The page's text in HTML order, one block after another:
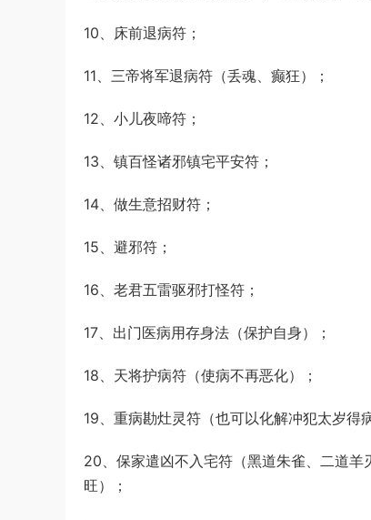
10、床前退病符；
11、三帝将军退病符（丢魂、癫狂）；
12、小儿夜啼符；
13、镇百怪诸邪镇宅平安符；
14、做生意招财符；
15、避邪符；
16、老君五雷驱邪打怪符；
17、出门医病用存身法（保护自身）；
18、天将护病符（使病不再恶化）；
19、重病勘灶灵符（也可以化解冲犯太岁得
20、保家遣凶不入宅符（黑道朱雀、二道
旺）；